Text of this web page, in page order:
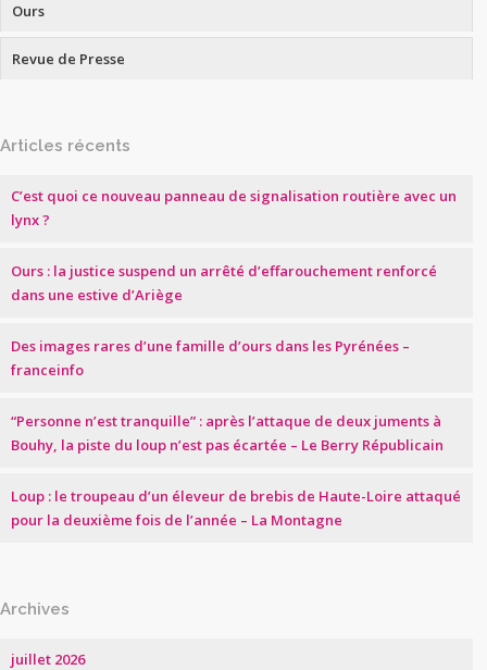
Ours
Revue de Presse
Articles récents
C’est quoi ce nouveau panneau de signalisation routière avec un
lynx ?
Ours : la justice suspend un arrêté d’effarouchement renforcé
dans une estive d’Ariège
Des images rares d’une famille d’ours dans les Pyrénées –
franceinfo
“Personne n’est tranquille” : après l’attaque de deux juments à
Bouhy, la piste du loup n’est pas écartée – Le Berry Républicain
Loup : le troupeau d’un éleveur de brebis de Haute-Loire attaqué
pour la deuxième fois de l’année – La Montagne
Archives
juillet 2026